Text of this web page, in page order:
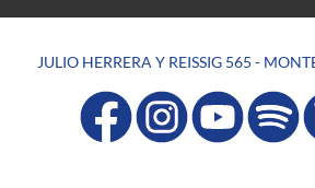
JULIO HERRERA Y REISSIG 565 -